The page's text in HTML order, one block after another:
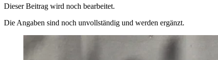
Dieser Beitrag wird noch bearbeitet.
Die Angaben sind noch unvollständig und werden ergänzt.